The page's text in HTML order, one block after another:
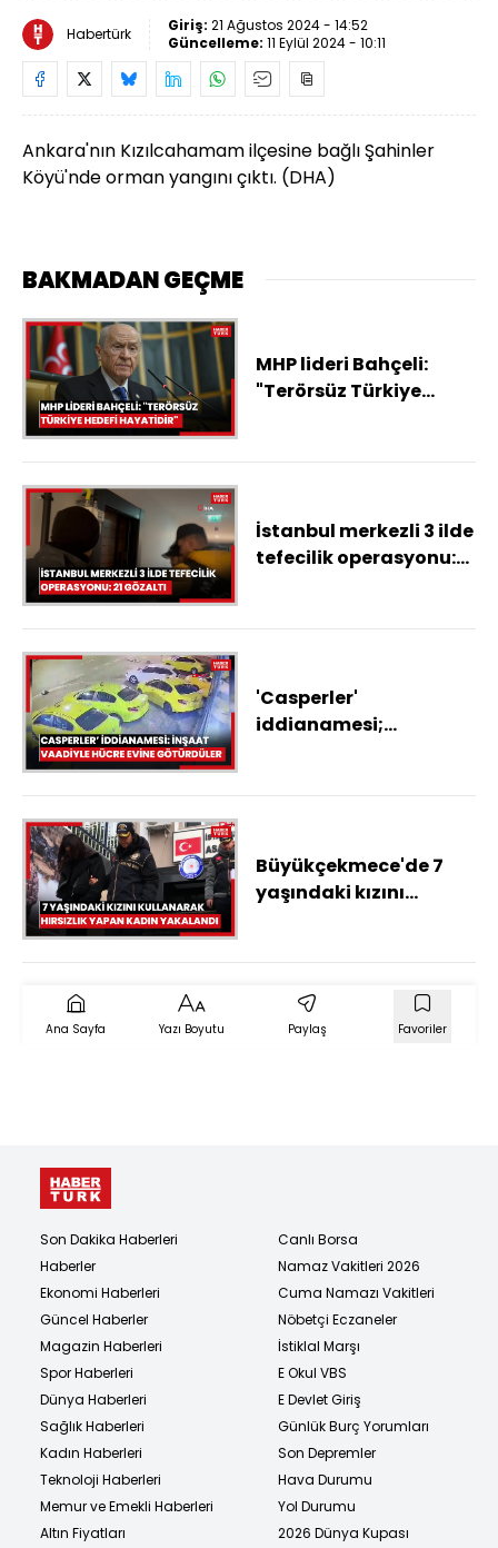
Habertürk Giriş: 21 Ağustos 2024 - 14:52
Güncelleme: 11 Eylül 2024 - 10:11
Ankara'nın Kızılcahamam ilçesine bağlı Şahinler
Köyü'nde orman yangını çıktı. (DHA)
BAKMADAN GEÇME
MHP lideri Bahçeli:
"Terörsüz Türkiye
İstanbul merkezli 3 ilde
tefecilik operasyonu:
'Casperler'
iddianamesi;
için çağırıp hücre evine
Büyükçekmece'de 7
yaşındaki kızını
yakalandı
Ana Sayfa Yazı Boyutu Paylaş Favoriler
Son Dakika Haberleri
Haberler
Ekonomi Haberleri
Güncel Haberler
Magazin Haberleri
Spor Haberleri
Dünya Haberleri
Sağlık Haberleri
Kadın Haberleri
Teknoloji Haberleri
Memur ve Emekli Haberleri
Altın Fiyatları
Canlı Borsa
Namaz Vakitleri 2026
Cuma Namazı Vakitleri
Nöbetçi Eczaneler
İstiklal Marşı
E Okul VBS
E Devlet Giriş
Günlük Burç Yorumları
Son Depremler
Hava Durumu
Yol Durumu
2026 Dünya Kupası